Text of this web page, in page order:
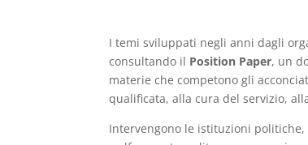
I temi sviluppati negli anni dagli
consultando il Position Paper, un
materie che competono gli
qualificata, alla cura del servizio,
Intervengono le istituzioni politiche,